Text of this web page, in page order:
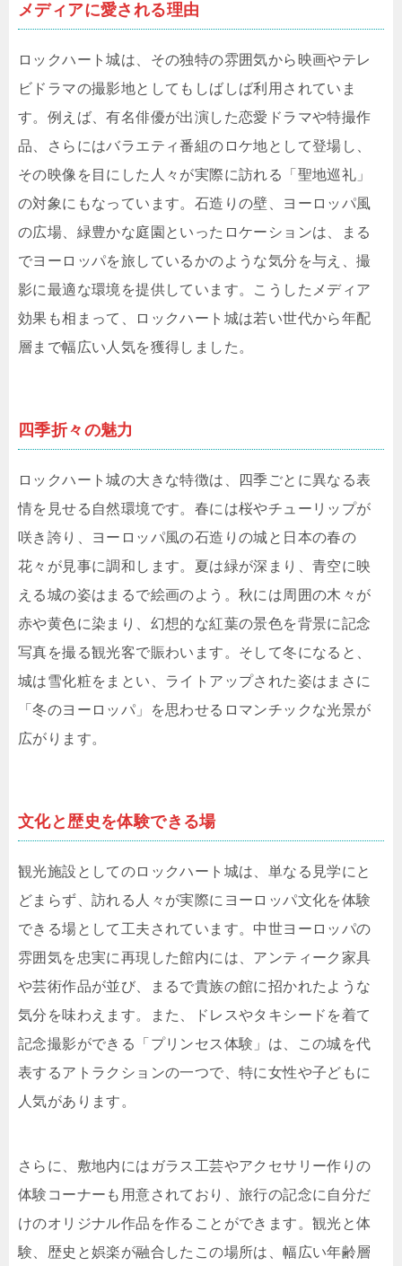
メディアに愛される理由
ロックハート城は、その独特の雰囲気から映画やテレ
ビドラマの撮影地としてもしばしば利用されていま
す。例えば、有名俳優が出演した恋愛ドラマや特撮作
品、さらにはバラエティ番組のロケ地として登場し、
その映像を目にした人々が実際に訪れる「聖地巡礼」
の対象にもなっています。石造りの壁、ヨーロッパ風
の広場、緑豊かな庭園といったロケーションは、まる
でヨーロッパを旅しているかのような気分を与え、撮
影に最適な環境を提供しています。こうしたメディア
効果も相まって、ロックハート城は若い世代から年配
層まで幅広い人気を獲得しました。
四季折々の魅力
ロックハート城の大きな特徴は、四季ごとに異なる表
情を見せる自然環境です。春には桜やチューリップが
咲き誇り、ヨーロッパ風の石造りの城と日本の春の
花々が見事に調和します。夏は緑が深まり、青空に映
える城の姿はまるで絵画のよう。秋には周囲の木々が
赤や黄色に染まり、幻想的な紅葉の景色を背景に記念
写真を撮る観光客で賑わいます。そして冬になると、
城は雪化粧をまとい、ライトアップされた姿はまさに
「冬のヨーロッパ」を思わせるロマンチックな光景が
広がります。
文化と歴史を体験できる場
観光施設としてのロックハート城は、単なる見学にと
どまらず、訪れる人々が実際にヨーロッパ文化を体験
できる場として工夫されています。中世ヨーロッパの
雰囲気を忠実に再現した館内には、アンティーク家具
や芸術作品が並び、まるで貴族の館に招かれたような
気分を味わえます。また、ドレスやタキシードを着て
記念撮影ができる「プリンセス体験」は、この城を代
表するアトラクションの一つで、特に女性や子どもに
人気があります。
さらに、敷地内にはガラス工芸やアクセサリー作りの
体験コーナーも用意されており、旅行の記念に自分だ
けのオリジナル作品を作ることができます。観光と体
験、歴史と娯楽が融合したこの場所は、幅広い年齢層